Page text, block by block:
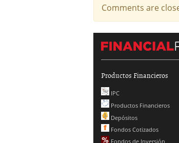
Comments are
Productos Financieros
IPC
Productos Financieros
Depósitos
Fondos Cotizados
Fondos de Inversión